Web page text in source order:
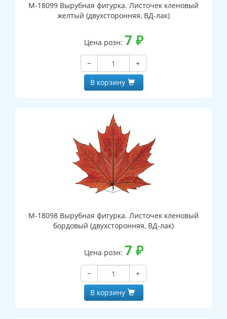
М-18099 Вырубная фигурка. Листочек кленовый
желтый (двухсторонняя, ВД-лак)
Цена розн: 7 ₽
−
+
В корзину
М-18098 Вырубная фигурка. Листочек кленовый
бордовый (двухсторонняя, ВД-лак)
Цена розн: 7 ₽
−
+
В корзину